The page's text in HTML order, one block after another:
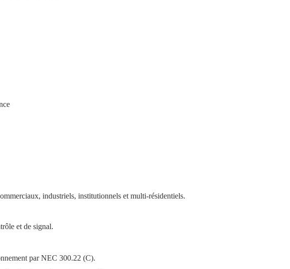
industriels, institutionnels et multi-résidentiels.
et de signal.
par NEC 300.22 (C).